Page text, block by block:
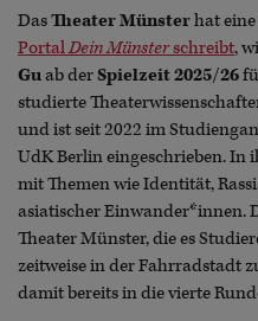
DasTheater Münsterhat
PortalDein Münsterschreibt,
Guab derSpielzeit 2025/26
studierte
und ist seit 2022 im
UdK Berlin eingeschrieben. In
mit Themen wie Identität,
asiatischer Einwander*innen.
Theater Münster, die es
zeitweise in der Fahrradstadt
damit bereits in die vierte